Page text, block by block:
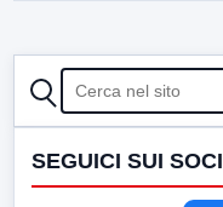
CERCA
SEGUICI SUI